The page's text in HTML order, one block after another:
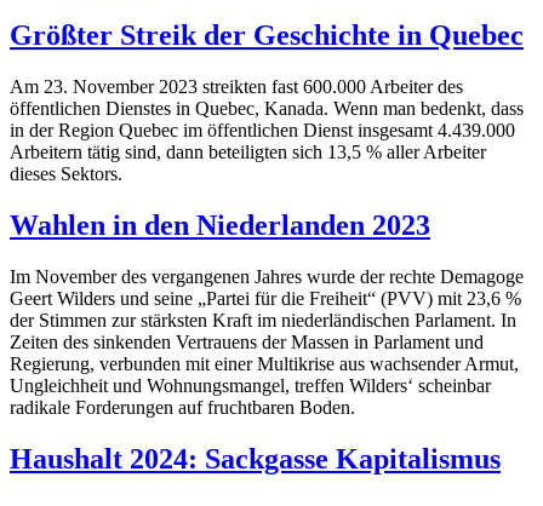
Größter Streik der Geschichte in Quebec
Am 23. November 2023 streikten fast 600.000 Arbeiter des
öffentlichen Dienstes in Quebec, Kanada. Wenn man bedenkt, dass
in der Region Quebec im öffentlichen Dienst insgesamt 4.439.000
Arbeitern tätig sind, dann beteiligten sich 13,5 % aller Arbeiter
dieses Sektors.
Wahlen in den Niederlanden 2023
Im November des vergangenen Jahres wurde der rechte Demagoge
Geert Wilders und seine „Partei für die Freiheit“ (PVV) mit 23,6 %
der Stimmen zur stärksten Kraft im niederländischen Parlament. In
Zeiten des sinkenden Vertrauens der Massen in Parlament und
Regierung, verbunden mit einer Multikrise aus wachsender Armut,
Ungleichheit und Wohnungsmangel, treffen Wilders‘ scheinbar
radikale Forderungen auf fruchtbaren Boden.
Haushalt 2024: Sackgasse Kapitalismus